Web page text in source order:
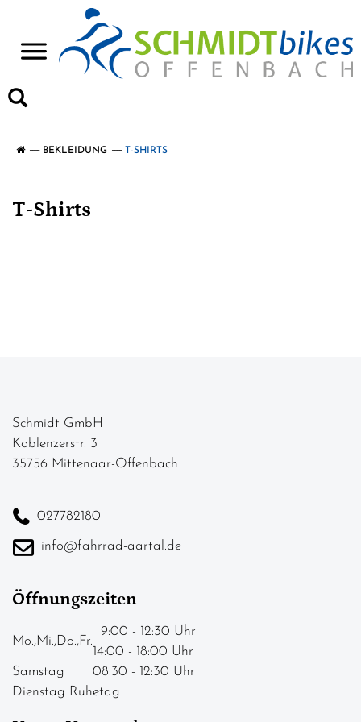
BEKLEIDUNG T-SHIRTS
T-Shirts
Schmidt GmbH
Koblenzerstr. 3
35756 Mittenaar-Offenbach
027782180
info@fahrrad-aartal.de
Öffnungszeiten
Mo.,Mi.,Do.,Fr.
9:00 - 12:30 Uhr
14:00 - 18:00 Uhr
Samstag
08:30 - 12:30 Uhr
Dienstag Ruhetag